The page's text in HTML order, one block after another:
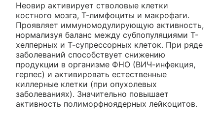
Неовир активирует стволовые клетки
костного мозга, Т-лимфоциты и макрофаги.
Проявляет иммуномодулирующую активность,
нормализуя баланс между субпопуляциями Т-
хелперных и Т-супрессорных клеток. При ряде
заболеваний способствует снижению
продукции в организме ФНО (ВИЧ-инфекция,
герпес) и активировать естественные
киллерные клетки (при опухолевых
заболеваниях). Значительно повышает
активность полиморфноядерных лейкоцитов.